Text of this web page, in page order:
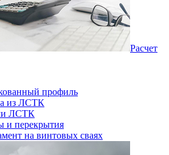
Расчет
профиль
из ЛСТК
ЛСТК
и перекрытия
на винтовых сваях